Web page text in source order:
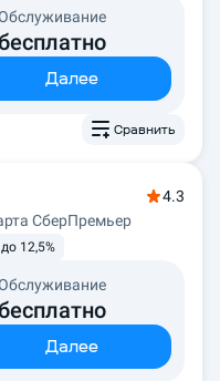
Далее
Сравнить
4.3
СберПремьер
12,5%
Далее